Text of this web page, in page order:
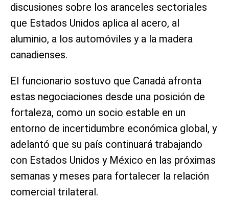
discusiones sobre los aranceles sectoriales
que Estados Unidos aplica al acero, al
aluminio, a los automóviles y a la madera
canadienses.
El funcionario sostuvo que Canadá afronta
estas negociaciones desde una posición de
fortaleza, como un socio estable en un
entorno de incertidumbre económica global, y
adelantó que su país continuará trabajando
con Estados Unidos y México en las próximas
semanas y meses para fortalecer la relación
comercial trilateral.